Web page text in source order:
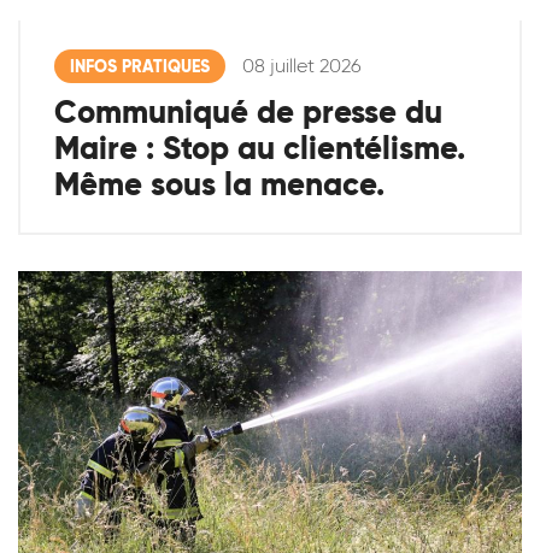
INFOS PRATIQUES 08 juillet 2026
Communiqué de presse du
Maire : Stop au clientélisme.
Même sous la menace.